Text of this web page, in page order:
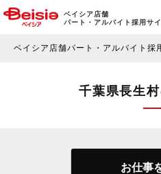
ベイシア店舗
パート・アルバイト採用サイ
ベイシア店舗パート・アルバイト採
千葉県長生
お仕事